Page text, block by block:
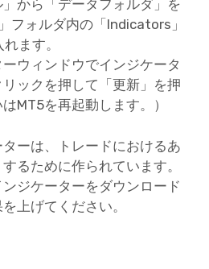
から「データフォルダ」を
フォルダ内の「Indicators」
ます。
ウィンドウでインジケータ
ックを押して「更新」を押
MT5を再起動します。）
ーは、トレードにおけるあ
るために作られています。
ジケーターをダウンロード
上げてください。